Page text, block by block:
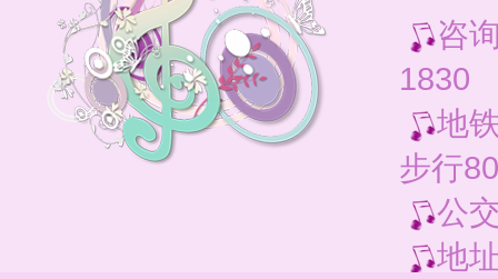
咨
1830
地
步行
公
地